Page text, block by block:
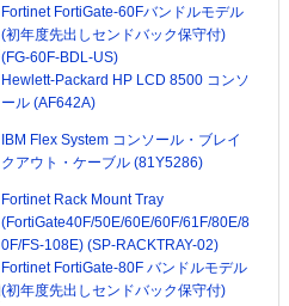
Fortinet FortiGate-60Fバンドルモデル
(初年度先出しセンドバック保守付)
(FG-60F-BDL-US)
Hewlett-Packard HP LCD 8500 コンソ
ール (AF642A)
IBM Flex System コンソール・ブレイ
クアウト・ケーブル (81Y5286)
Fortinet Rack Mount Tray
(FortiGate40F/50E/60E/60F/61F/80E/8
0F/FS-108E) (SP-RACKTRAY-02)
Fortinet FortiGate-80F バンドルモデル
(初年度先出しセンドバック保守付)